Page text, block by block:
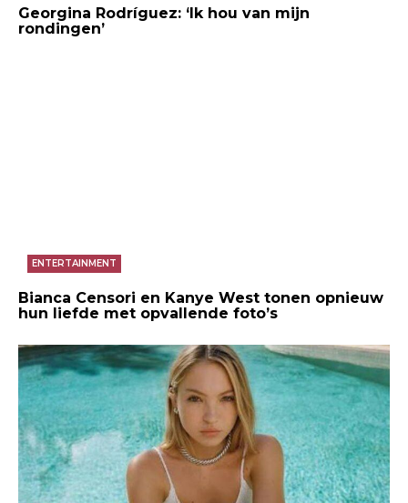
Georgina Rodríguez: ‘Ik hou van mijn
rondingen’
ENTERTAINMENT
Bianca Censori en Kanye West tonen opnieuw
hun liefde met opvallende foto’s